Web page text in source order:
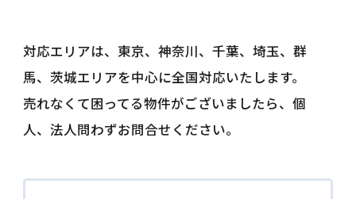
対応エリアは、東京、神奈川、千葉、埼玉、群
馬、茨城エリアを中心に全国対応いたします。
売れなくて困ってる物件がございましたら、個
人、法人問わずお問合せください。